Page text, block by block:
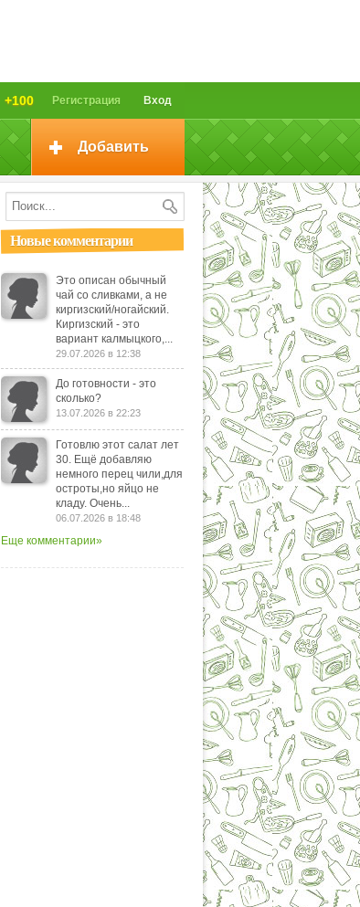
Вход
Регистрация
+100
Добавить
Новые комментарии
Это описан обычный
чай со сливками, а не
киргизский/ногайский.
Киргизский - это
вариант калмыцкого,...
29.07.2026 в 12:38
До готовности - это
сколько?
13.07.2026 в 22:23
Готовлю этот салат лет
30. Ещё добавляю
немного перец чили,для
остроты,но яйцо не
кладу. Очень...
06.07.2026 в 18:48
Еще комментарии»